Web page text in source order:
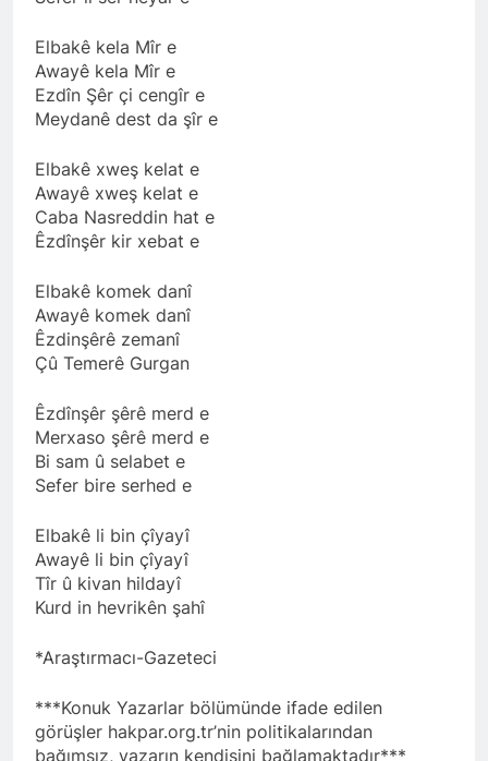
Elbakê kela Mîr e
Awayê kela Mîr e
Ezdîn Şêr çi cengîr e
Meydanê dest da şîr e
Elbakê xweş kelat e
Awayê xweş kelat e
Caba Nasreddin hat e
Êzdînşêr kir xebat e
Elbakê komek danî
Awayê komek danî
Êzdinşêrê zemanî
Çû Temerê Gurgan
Êzdînşêr şêrê merd e
Merxaso şêrê merd e
Bi sam û selabet e
Sefer bire serhed e
Elbakê li bin çîyayî
Awayê li bin çîyayî
Tîr û kivan hildayî
Kurd in hevrikên şahî
*Araştırmacı-Gazeteci
***Konuk Yazarlar bölümünde ifade edilen
görüşler hakpar.org.tr’nin politikalarından
bağımsız, yazarın kendisini bağlamaktadır***